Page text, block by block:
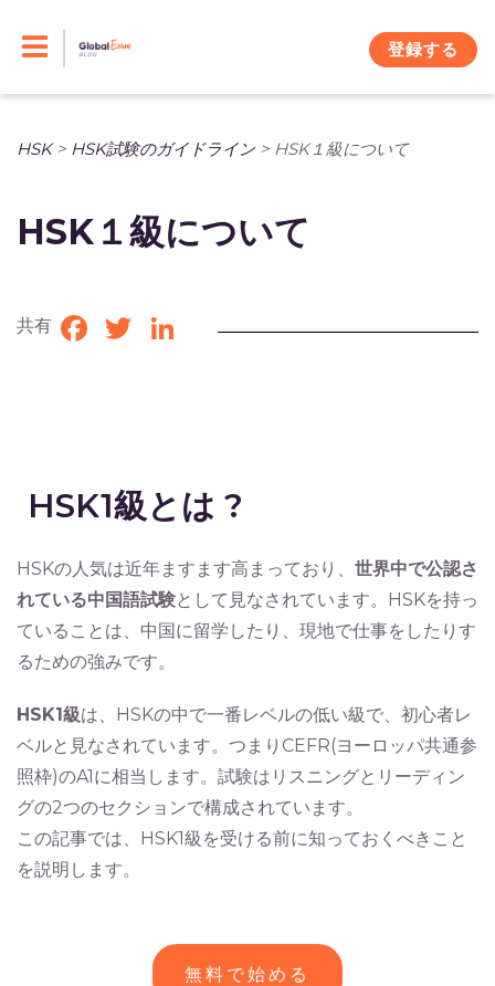
登録する
HSK> HSK試験のガイドライン> HSK１級について
HSK１級について
共有 Facebook
TwitterLinkedIn
HSK1級とは ?
HSKの人気は近年ますます高まっており、 世界中で公認さ
れている中国語試験として見なされています。HSKを持っ
ていることは、中国に留学したり、現地で仕事をしたりす
るための強みです。
HSK1級は、HSKの中で一番レベルの低い級で、初心者レ
ベルと見なされています。つまりCEFR(ヨーロッパ共通参
照枠)のA1に相当します。試験はリスニングとリーディン
グの2つのセクションで構成されています。
この記事では、HSK1級を受ける前に知っておくべきこと
を説明します。
無料で始める